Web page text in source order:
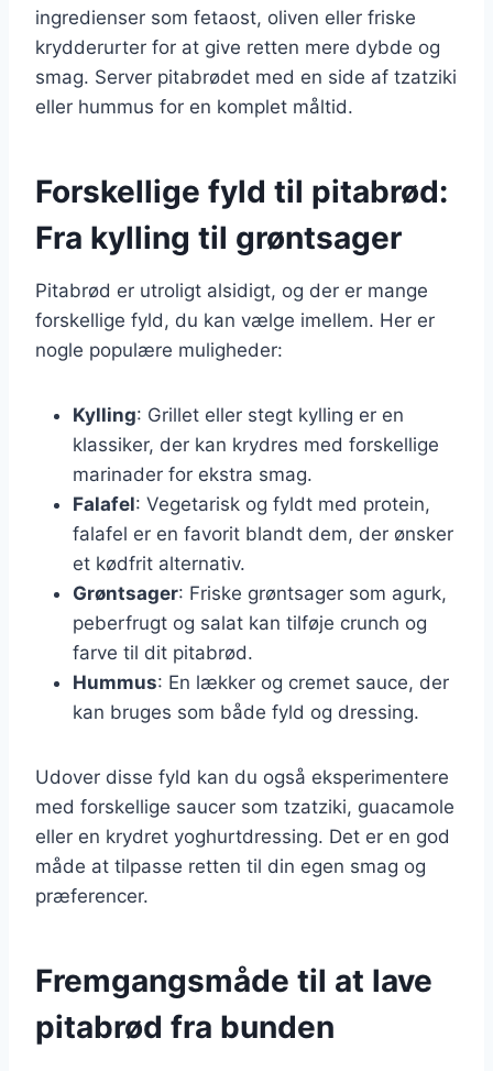
ingredienser som fetaost, oliven eller friske
krydderurter for at give retten mere dybde og
smag. Server pitabrødet med en side af tzatziki
eller hummus for en komplet måltid.
Forskellige fyld til pitabrød:
Fra kylling til grøntsager
Pitabrød er utroligt alsidigt, og der er mange
forskellige fyld, du kan vælge imellem. Her er
nogle populære muligheder:
Kylling: Grillet eller stegt kylling er en
klassiker, der kan krydres med forskellige
marinader for ekstra smag.
Falafel: Vegetarisk og fyldt med protein,
falafel er en favorit blandt dem, der ønsker
et kødfrit alternativ.
Grøntsager: Friske grøntsager som agurk,
peberfrugt og salat kan tilføje crunch og
farve til dit pitabrød.
Hummus: En lækker og cremet sauce, der
kan bruges som både fyld og dressing.
Udover disse fyld kan du også eksperimentere
med forskellige saucer som tzatziki, guacamole
eller en krydret yoghurtdressing. Det er en god
måde at tilpasse retten til din egen smag og
præferencer.
Fremgangsmåde til at lave
pitabrød fra bunden